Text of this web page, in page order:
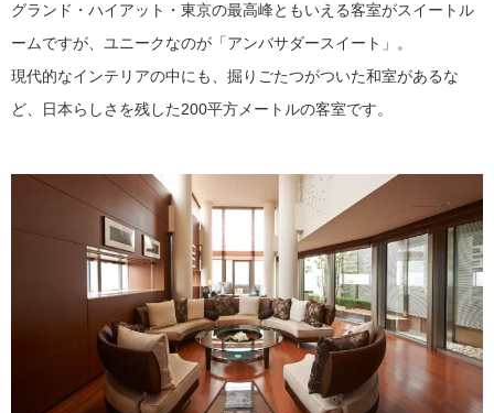
グランド・ハイアット・東京の最高峰ともいえる客室がスイートル
ームですが、ユニークなのが「アンバサダースイート」。
現代的なインテリアの中にも、掘りごたつがついた和室があるな
ど、日本らしさを残した200平方メートルの客室です。